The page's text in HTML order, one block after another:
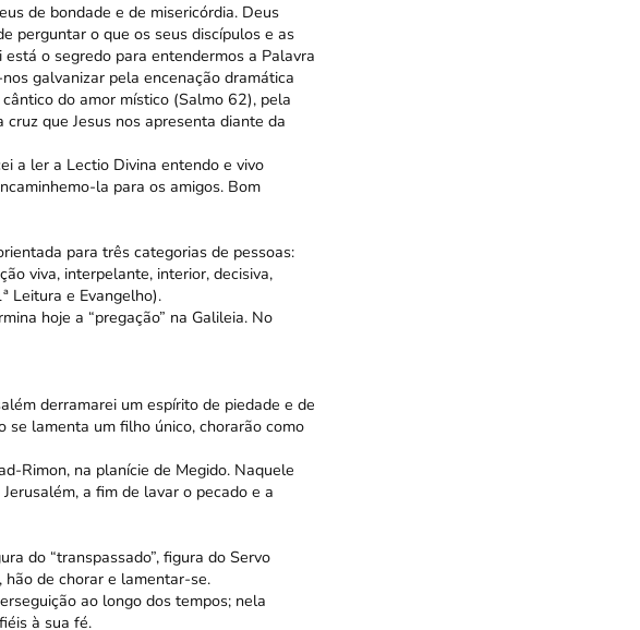
de bondade e de misericórdia. Deus
perguntar o que os seus discípulos e as
o segredo para entendermos a Palavra
galvanizar pela encenação dramática
do amor místico (Salmo 62), pela
que Jesus nos apresenta diante da
a ler a Lectio Divina entendo e vivo
la para os amigos. Bom
para três categorias de pessoas:
viva, interpelante, interior, decisiva,
Leitura e Evangelho).
hoje a “pregação” na Galileia. No
derramarei um espírito de piedade e de
se lamenta um filho único, chorarão como
Rimon, na planície de Megido. Naquele
a fim de lavar o pecado e a
do “transpassado”, figura do Servo
de chorar e lamentar-se.
ao longo dos tempos; nela
à sua fé.